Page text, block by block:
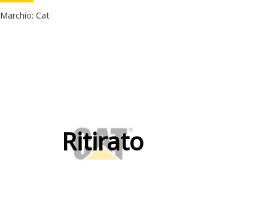
Marchio: Cat
Ritirato